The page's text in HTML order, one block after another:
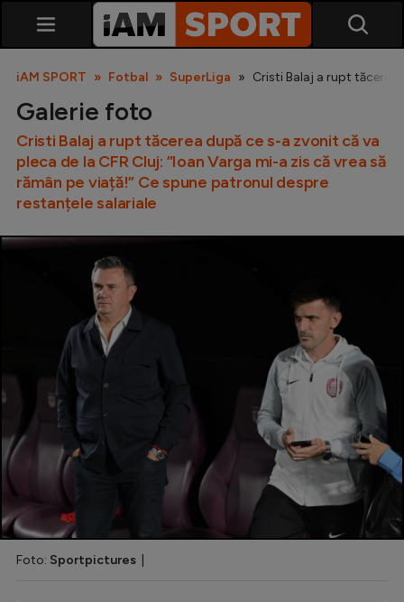
SuperLiga
Liga 2
Cupa României
Echipa Națională
Inedit
Clasamente
iAM SPORT Fotbal SuperLiga Cristi Balaj a rupt tăcerea
Galerie foto
Cristi Balaj a rupt tăcerea după ce s-a zvonit că va
pleca de la CFR Cluj: ”Ioan Varga mi-a zis că vrea să
rămân pe viață!” Ce spune patronul despre
restanțele salariale
Foto: Sportpictures